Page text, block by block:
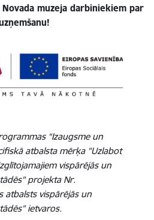
muzeja darbiniekiem par
“Izaugsme un
atbalsta mērķa "Uzlabot
vispārējās un
projekta Nr.
vispārējās un
ietvaros.